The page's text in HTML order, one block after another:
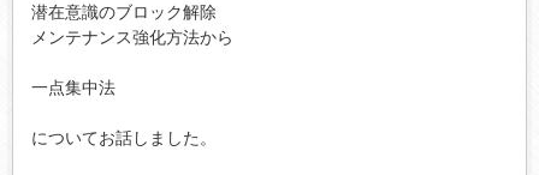
潜在意識のブロック解除
メンテナンス強化方法から
一点集中法
についてお話しました。